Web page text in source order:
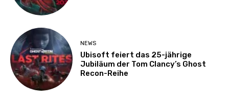
NEWS
Ubisoft feiert das 25-jährige
Jubiläum der Tom Clancy’s Ghost
Recon-Reihe